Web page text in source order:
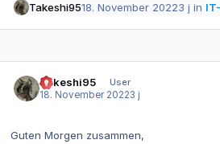
Takeshi9518. November 20223 j in
Takeshi95
User
18. November 20223 j
Guten Morgen zusammen,